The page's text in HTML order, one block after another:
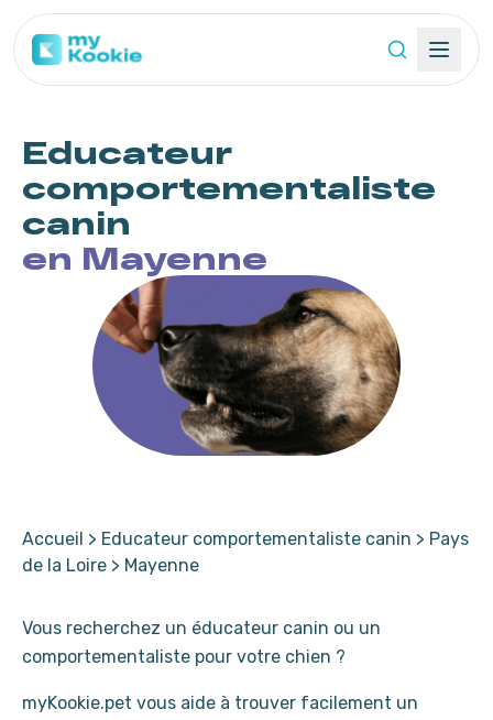
Educateur
comportementaliste
canin
en Mayenne
Accueil > Educateur comportementaliste canin > Pays
de la Loire > Mayenne
Vous recherchez un éducateur canin ou un
comportementaliste pour votre chien ?
myKookie.pet vous aide à trouver facilement un